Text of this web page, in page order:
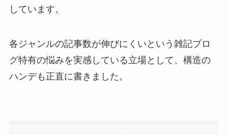
しています。
各ジャンルの記事数が伸びにくいという雑記ブロ
グ特有の悩みを実感している立場として、構造の
ハンデも正直に書きました。